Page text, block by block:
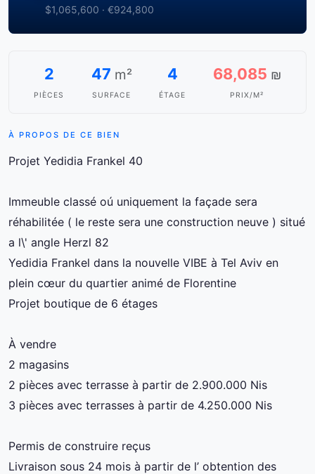
$1,065,600 · €924,800
2
PIÈCES
47 m²
SURFACE
4
ÉTAGE
68,085 ₪
PRIX/M²
À PROPOS DE CE BIEN
Projet Yedidia Frankel 40
Immeuble classé oú uniquement la façade sera
réhabilitée ( le reste sera une construction neuve ) situé
a l\' angle Herzl 82
Yedidia Frankel dans la nouvelle VIBE à Tel Aviv en
plein cœur du quartier animé de Florentine
Projet boutique de 6 étages
À vendre
2 magasins
2 pièces avec terrasse à partir de 2.900.000 Nis
3 pièces avec terrasses à partir de 4.250.000 Nis
Permis de construire reçus
Livraison sous 24 mois à partir de l’ obtention des